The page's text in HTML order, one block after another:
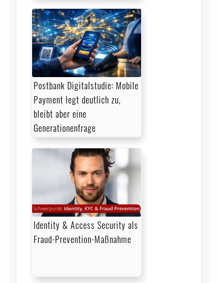
Postbank Digitalstudie: Mobile
Payment legt deutlich zu,
bleibt aber eine
Generationenfrage
Identity & Access Security als
Fraud-Prevention-Maßnahme